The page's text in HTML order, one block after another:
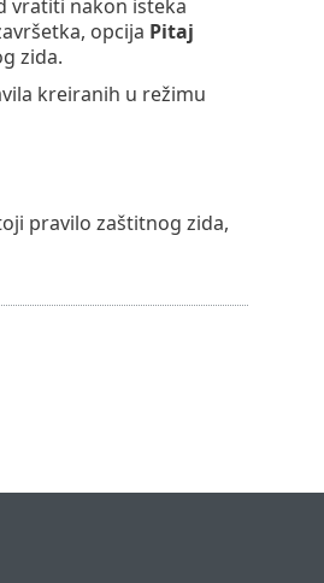
vratiti nakon isteka
opcija Pitaj
zida.
kreiranih u režimu
pravilo zaštitnog zida,